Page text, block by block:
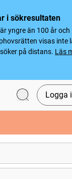
i sökresultaten
yngre än 100 år och
visas inte
på distans. Läs
Logga